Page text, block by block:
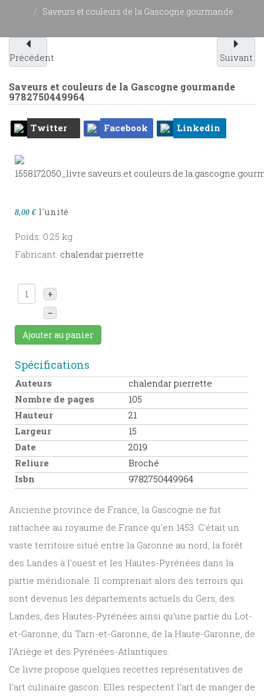
Saveurs et couleurs de la Gascogne gourmande
Précédent Suivant
Saveurs et couleurs de la Gascogne gourmande
9782750449964
Twitter Facebook Linkedin
8,00 € l'unité
Poids: 0.25 kg
Fabricant: chalendar pierrette
+
–
Ajouter au panier
Spécifications
Auteurs
chalendar pierrette
Nombre de pages
105
Hauteur
21
Largeur
15
Date
2019
Reliure
Broché
Isbn
9782750449964
Ancienne province de France, la Gascogne ne fut
rattachée au royaume de France qu'en 1453. C'était un
vaste territoire situé entre la Garonne au nord, la forêt
des Landes à l'ouest et les Hautes-Pyrénées dans la
partie méridionale. Il comprenait alors des terroirs qui
sont devenus les départements actuels du Gers, des
Landes, des Hautes-Pyrénées ainsi qu'une partie du Lot-
et-Garonne, du Tarn-et-Garonne, de la Haute-Garonne, de
l'Ariège et des Pyrénées-Atlantiques.
Ce livre propose quelques recettes représentatives de
l'art culinaire gascon. Elles respectent l'art de manger de